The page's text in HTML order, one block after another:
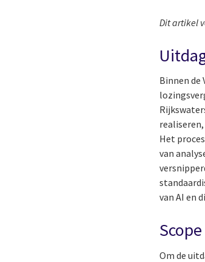
Dit artikel
Binnen de
Het
van
van AI en
Om de